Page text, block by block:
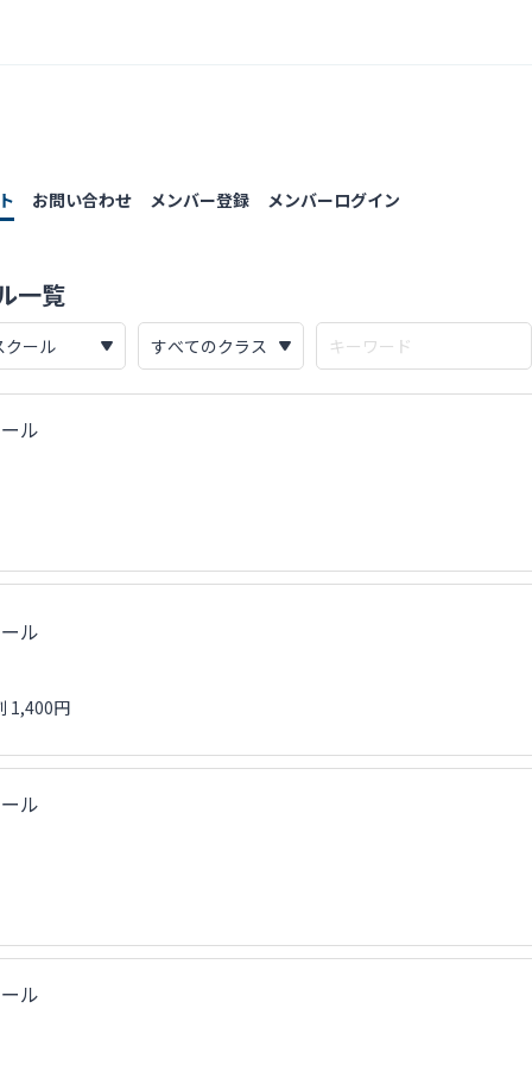
お問い合わせ メンバー登録 メンバーログイン
一覧
ル
ル
1,400円
ル
ル